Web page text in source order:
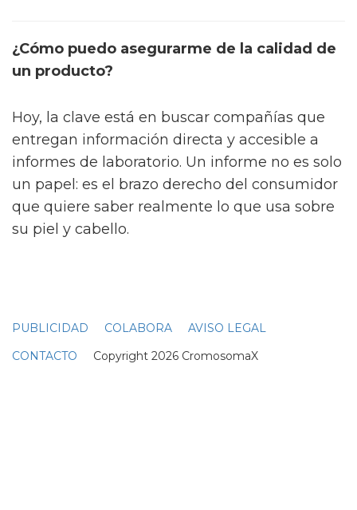
¿Cómo puedo asegurarme de la calidad de
un producto?
Hoy, la clave está en buscar compañías que
entregan información directa y accesible a
informes de laboratorio. Un informe no es solo
un papel: es el brazo derecho del consumidor
que quiere saber realmente lo que usa sobre
su piel y cabello.
PUBLICIDAD COLABORA
AVISO LEGAL
CONTACTO Copyright 2026 CromosomaX